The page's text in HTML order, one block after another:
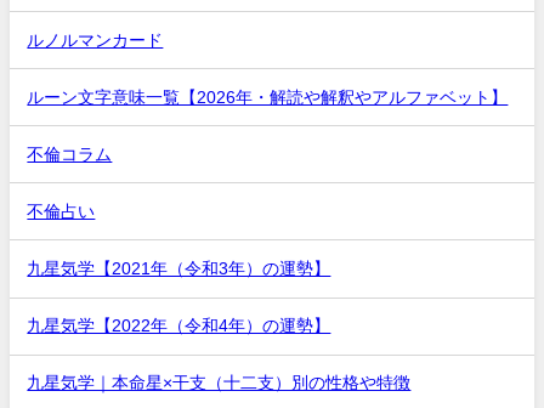
ルノルマンカード
ルーン文字意味一覧【2026年・解読や解釈やアルファベット】
不倫コラム
不倫占い
九星気学【2021年（令和3年）の運勢】
九星気学【2022年（令和4年）の運勢】
九星気学｜本命星×干支（十二支）別の性格や特徴